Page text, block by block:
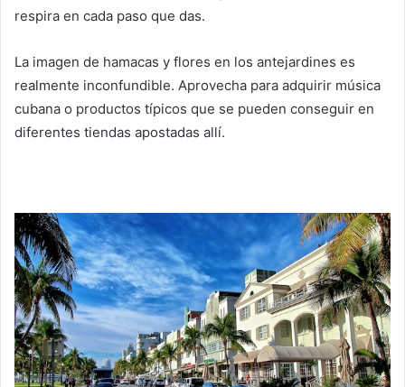
respira en cada paso que das.
La imagen de hamacas y flores en los antejardines es
realmente inconfundible. Aprovecha para adquirir música
cubana o productos típicos que se pueden conseguir en
diferentes tiendas apostadas allí.